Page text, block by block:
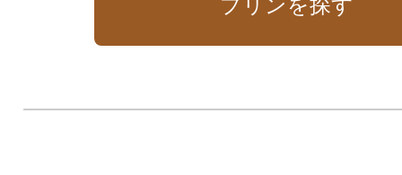
プリンを探す